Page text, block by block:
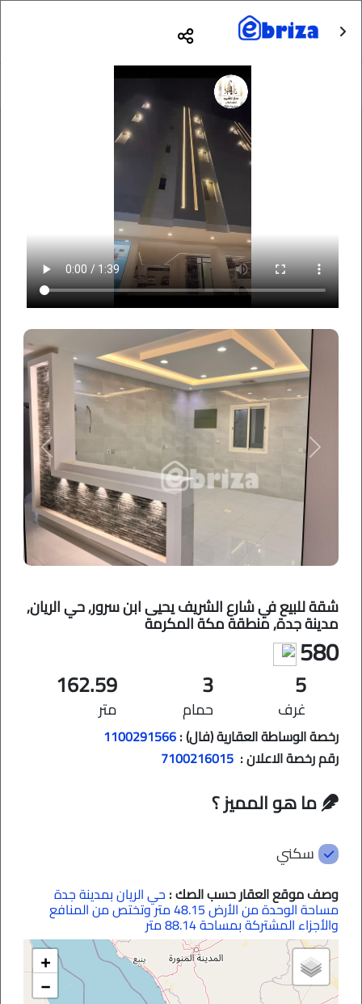
Previous Next
شقة للبيع في شارع الشريف يحيى ابن سرور, حي الريان,
مدينة جدة, منطقة مكة المكرمة
580
5
غرف
3
حمام
162.59
متر
رخصة الوساطة العقارية (فال) :1100291566
رقم رخصة الاعلان : 7100216015
ما هو المميز ؟
سكني
وصف موقع العقار حسب الصك : حي الريان بمدينة جدة
مساحة الوحدة من الأرض 48.15 متر وتختص من المنافع
والأجزاء المشتركة بمساحة 88.14 متر
+
−